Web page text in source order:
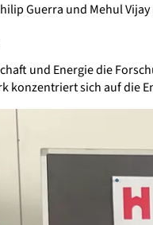
Guerra und Mehul
und Energie die
konzentriert sich auf